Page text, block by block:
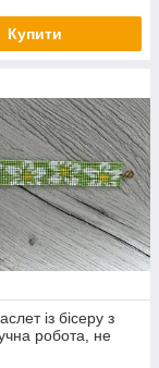
Купити
із бісеру з
робота, не